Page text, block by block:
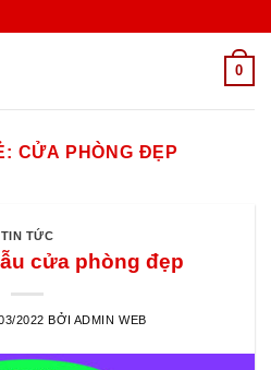
0
CỬA PHÒNG ĐẸP
TIN TỨC
cửa phòng đẹp
2022 BỞI ADMIN WEB